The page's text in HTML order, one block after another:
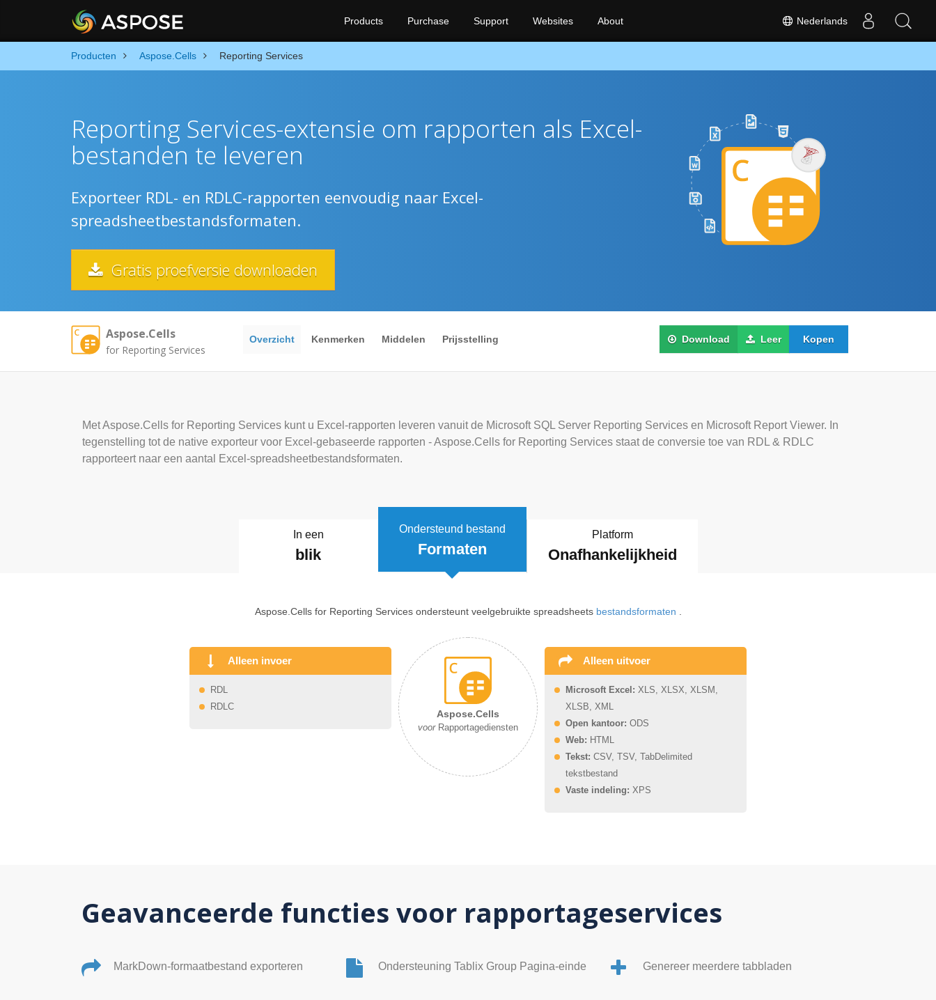
Nederlands
Products Purchase Support Websites About
Producten Aspose.Cells Reporting Services
Reporting Services-extensie om rapporten als Excel-
bestanden te leveren
Exporteer RDL- en RDLC-rapporten eenvoudig naar Excel-
spreadsheetbestandsformaten.
Gratis proefversie downloaden
Aspose.Cells
for Reporting Services
Overzicht Kenmerken Middelen Prijsstelling Download Leer Kopen
Met Aspose.Cells for Reporting Services kunt u Excel-rapporten leveren vanuit de Microsoft SQL Server Reporting Services en Microsoft Report Viewer. In
tegenstelling tot de native exporteur voor Excel-gebaseerde rapporten - Aspose.Cells for Reporting Services staat de conversie toe van RDL & RDLC
rapporteert naar een aantal Excel-spreadsheetbestandsformaten.
In een
blik
Platform
Onafhankelijkheid
Ondersteund bestand
Formaten
Aspose.Cells for Reporting Services ondersteunt veelgebruikte spreadsheets bestandsformaten
Alleen invoer
RDL
RDLC
Alleen uitvoer
Microsoft Excel: XLS, XLSX, XLSM,
XLSB, XML
Open kantoor: ODS
Web: HTML
Tekst: CSV, TSV, TabDelimited
tekstbestand
Vaste indeling: XPS
Aspose.Cells
voorRapportagediensten
Geavanceerde functies voor rapportageservices
MarkDown-formaatbestand exporteren Ondersteuning Tablix Group Pagina-einde Genereer meerdere tabbladen